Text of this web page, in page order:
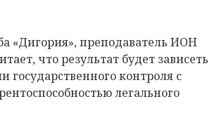
«Дигория», преподаватель ИОН
что результат будет зависеть
государственного контроля с
легального